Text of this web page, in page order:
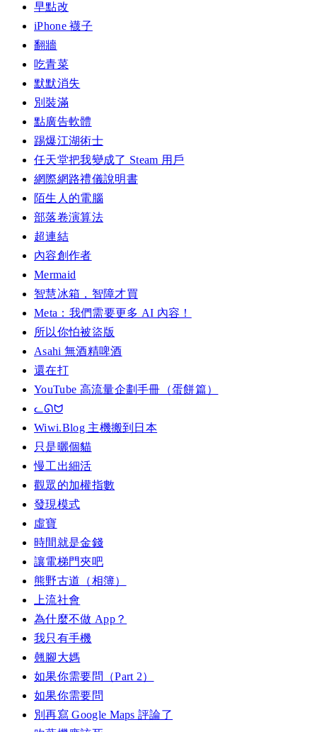
早點改
iPhone 襪子
翻牆
吃青菜
默默消失
別裝滿
點廣告軟體
踢爆江湖術士
任天堂把我變成了 Steam 用戶
網際網路禮儀說明書
陌生人的電腦
部落卷演算法
超連結
內容創作者
Mermaid
智慧冰箱，智障才買
Meta：我們需要更多 AI 內容！
所以你怕被盜版
Asahi 無酒精啤酒
還在打
YouTube 高流量企劃手冊（蛋餅篇）
ᓚᘏᗢ
Wiwi.Blog 主機搬到日本
只是曬個貓
慢工出細活
觀眾的加權指數
發現模式
虛寶
時間就是金錢
讓電梯門夾吧
熊野古道（相簿）
上流社會
為什麼不做 App？
我只有手機
翹腳大媽
如果你需要問（Part 2）
如果你需要問
別再寫 Google Maps 評論了